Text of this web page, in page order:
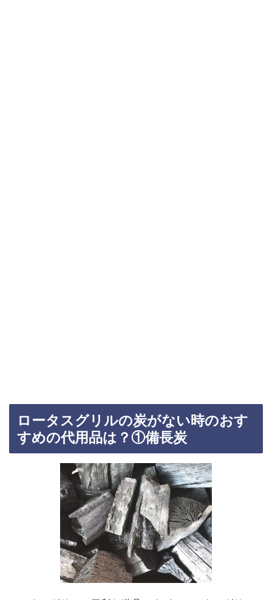
ロータスグリルの炭がない時のおす
すめの代用品は？①備長炭